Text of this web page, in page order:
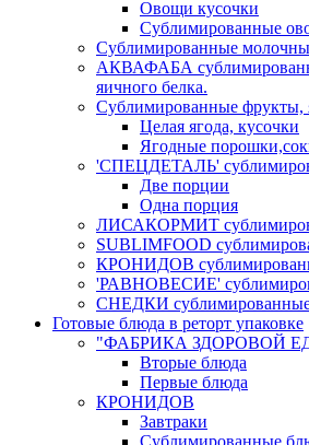
Овощи кусочки
Сублимированные
Сублимированные
АКВАФАБА
яичного белка.
Сублимированные фрукты,
Целая ягода, кусочки
Ягодные
'СПЕЦДЕТАЛЬ'
Две порции
Одна порция
ЛИСАКОРМИТ
SUBLIMFOOD
КРОНИДОВ
'РАВНОВЕСИЕ'
СНЕДКИ
Готовые блюда в реторт упаковке
"ФАБРИКА ЗДОРОВОЙ
Вторые блюда
Первые блюда
КРОНИДОВ
Завтраки
Сублимированные